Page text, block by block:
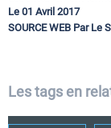
Le 01 Avril 2017
SOURCE WEB Par Le
Les tags en